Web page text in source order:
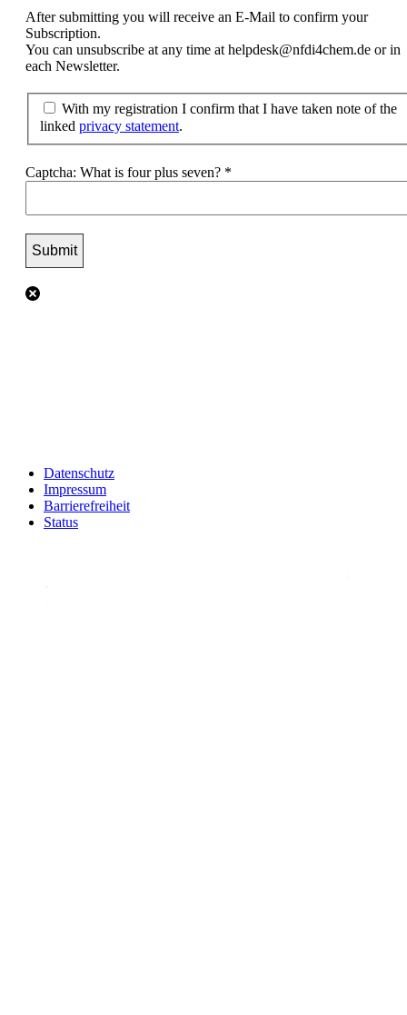
After submitting you will receive an E-Mail to confirm your
Subscription.
You can unsubscribe at any time at helpdesk@nfdi4chem.de or in
each Newsletter.
With my registration I confirm that I have taken note of the
linked privacy statement.
Captcha: What is four plus seven? *
Datenschutz
Impressum
Barrierefreiheit
Status